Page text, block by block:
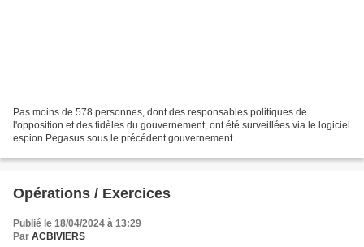
Pas moins de 578 personnes, dont des responsables politiques de
l'opposition et des fidèles du gouvernement, ont été surveillées via le logiciel
espion Pegasus sous le précédent gouvernement ...
Opérations / Exercices
Publié le 18/04/2024 à 13:29
Par ACBIVIERS